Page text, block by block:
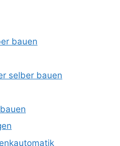
bauen
selber bauen